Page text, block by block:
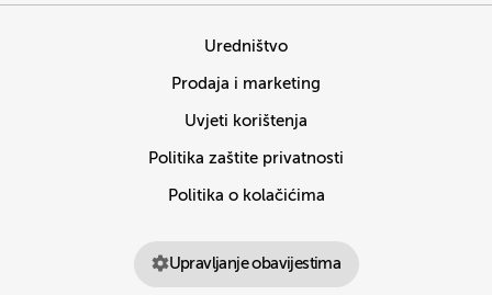
Uredništvo
Prodaja i marketing
Uvjeti korištenja
Politika zaštite privatnosti
Politika o kolačićima
Upravljanje obavijestima